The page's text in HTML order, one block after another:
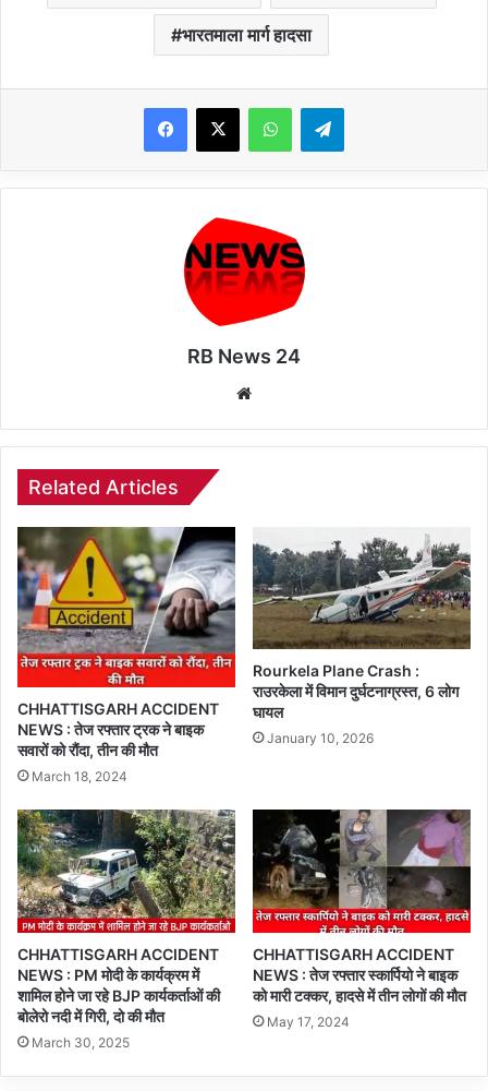
भारतमाला मार्ग हादसा
WhatsAppTelegram
RB News 24
Related Articles
CHHATTISGARH ACCIDENT
NEWS : तेज रफ्तार ट्रक ने बाइक
सवारों को रौंदा, तीन की मौत
March 18, 2024
Rourkela Plane Crash :
राउरकेला में विमान दुर्घटनाग्रस्त, 6 लोग
घायल
January 10, 2026
CHHATTISGARH ACCIDENT
NEWS : PM मोदी के कार्यक्रम में
शामिल होने जा रहे BJP कार्यकर्ताओं की
बोलेरो नदी में गिरी, दो की मौत
March 30, 2025
CHHATTISGARH ACCIDENT
NEWS : तेज रफ्तार स्कार्पियो ने बाइक
को मारी टक्कर, हादसे में तीन लोगों की मौत
May 17, 2024